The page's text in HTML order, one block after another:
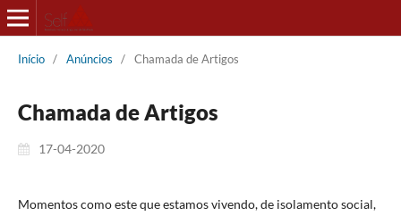
Início / Anúncios / Chamada de Artigos
Chamada de Artigos
17-04-2020
Momentos como este que estamos vivendo, de isolamento social,